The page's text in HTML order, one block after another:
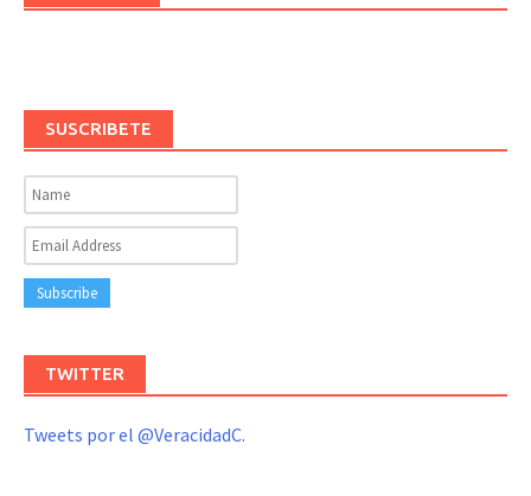
SUSCRIBETE
TWITTER
Tweets por el @VeracidadC.